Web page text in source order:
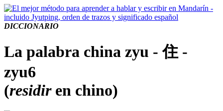
DICCIONARIO
La palabra china zyu - 住 -
zyu6
(residiren chino)